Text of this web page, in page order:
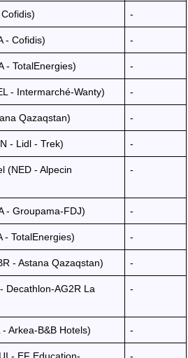
-
- Cofidis) -
- TotalEnergies) -
- Intermarché-Wanty) -
Qazaqstan) -
- Lidl - Trek) -
(NED - Alpecin
-
- Groupama-FDJ) -
- TotalEnergies) -
- Astana Qazaqstan) -
Decathlon-AG2R La
-
Arkea-B&B Hotels) -